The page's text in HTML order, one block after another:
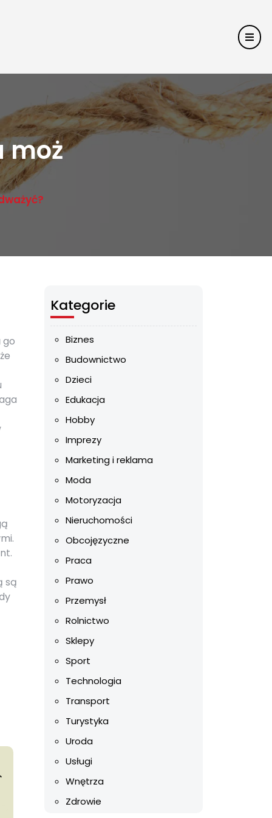
moż
go
są
Kategorie
Biznes
Budownictwo
Dzieci
Edukacja
Hobby
Imprezy
Marketing i reklama
Moda
Motoryzacja
Nieruchomości
Obcojęzyczne
Praca
Prawo
Przemysł
Rolnictwo
Sklepy
Sport
Technologia
Transport
Turystyka
Uroda
Usługi
Wnętrza
Zdrowie